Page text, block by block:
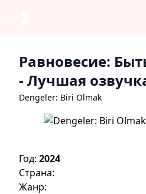
Равновесие:
- Лучшая
Dengeler: Biri Olmak
Год: 2024
Страна:
Жанр: